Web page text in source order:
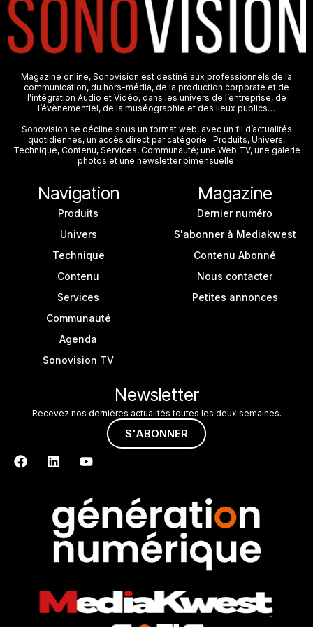
Magazine online, Sonovision est destiné aux professionnels de la
communication, du hors-média, de la production corporate et de
l’intégration Audio et Vidéo, dans les univers de l’entreprise, de
l’évènementiel, de la muséographie et des lieux publics…
Sonovision se décline sous un format web, avec un fil d’actualités
quotidiennes, un accès direct par catégorie : Produits, Univers,
Technique, Contenu, Services, Communauté; une Web TV, une galerie
photos et une newsletter bimensuelle.
Navigation
Produits
Univers
Technique
Contenu
Services
Communauté
Agenda
Sonovision TV
Magazine
Dernier numéro
S'abonner à Mediakwest
Contenu Abonné
Nous contacter
Petites annonces
Newsletter
Recevez nos dernières actualités toutes les deux semaines.
S'ABONNER